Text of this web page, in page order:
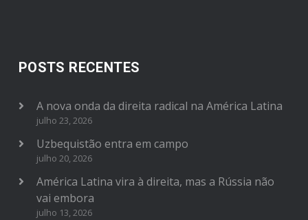
POSTS RECENTES
A nova onda da direita radical na América Latina
julho 23, 2026
Uzbequistão entra em campo
julho 20, 2026
América Latina vira à direita, mas a Rússia não
vai embora
julho 13, 2026